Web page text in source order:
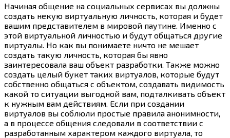
Начиная общение на социальных сервисах вы должны
создать некую виртуальную личность, которая и будет
вашим представителем в мировой паутине. Именно с
этой виртуальной личностью и будут общаться другие
виртуалы. Но как вы понимаете ничто не мешает
создать такую личность, которая бы явно
заинтересовала ваш объект разработки. Также можно
создать целый букет таких виртуалов, которые будут
собственно общаться с объектом, создавать видимость
какой то ситуации выгодной вам, подталкивать объект
к нужным вам действиям. Если при создании
виртуалов вы соблюли простые правила анонимности,
а в процессе общения следовали в соответствии с
разработанным характером каждого виртуала, то